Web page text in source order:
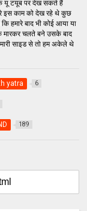
यू टयूब पर देख सकते हैं
इस काम को देख रहे थे कुछ
हमारे बाद भी कोई आया या
चलते बने उसके बाद
साइड से तो हम अकेले थे
yatra 6
189